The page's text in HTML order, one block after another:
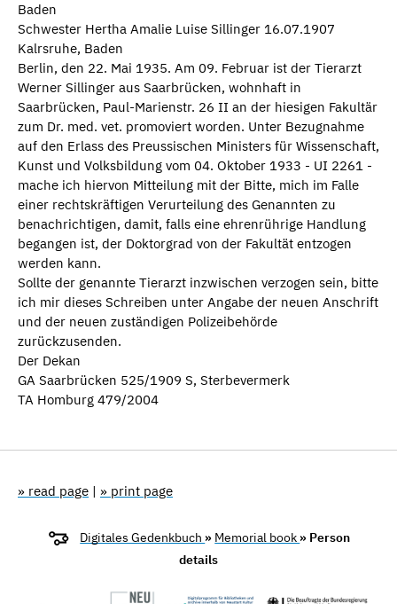
Baden
Schwester Hertha Amalie Luise Sillinger 16.07.1907
Kalrsruhe, Baden
Berlin, den 22. Mai 1935. Am 09. Februar ist der Tierarzt
Werner Sillinger aus Saarbrücken, wohnhaft in
Saarbrücken, Paul-Marienstr. 26 II an der hiesigen Fakultär
zum Dr. med. vet. promoviert worden. Unter Bezugnahme
auf den Erlass des Preussischen Ministers für Wissenschaft,
Kunst und Volksbildung vom 04. Oktober 1933 - UI 2261 -
mache ich hiervon Mitteilung mit der Bitte, mich im Falle
einer rechtskräftigen Verurteilung des Genannten zu
benachrichtigen, damit, falls eine ehrenrührige Handlung
begangen ist, der Doktorgrad von der Fakultät entzogen
werden kann.
Sollte der genannte Tierarzt inzwischen verzogen sein, bitte
ich mir dieses Schreiben unter Angabe der neuen Anschrift
und der neuen zuständigen Polizeibehörde
zurückzusenden.
Der Dekan
GA Saarbrücken 525/1909 S, Sterbevermerk
TA Homburg 479/2004
» read page | » print page
Digitales Gedenkbuch » Memorial book » Person
details